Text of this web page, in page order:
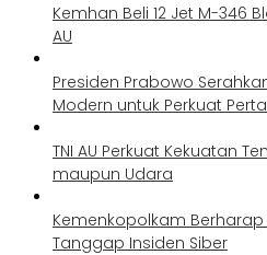
Kemhan Beli 12 Jet M-346
AU
Presiden Prabowo
Modern untuk Perkuat
TNI AU Perkuat Kekuatan
maupun Udara
Kemenkopolkam Berharap
Tanggap Insiden Siber